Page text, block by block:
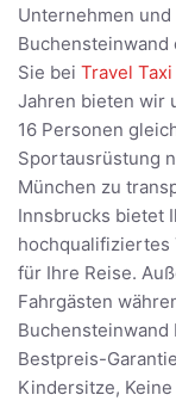
Unternehmen
Sie bei Travel
Jahren bieten wir
16 Personen
Sportausrüstung
München zu
Innsbrucks bietet
hochqualifiziertes
für Ihre Reise.
Fahrgästen
Bestpreis-
Kindersitze,